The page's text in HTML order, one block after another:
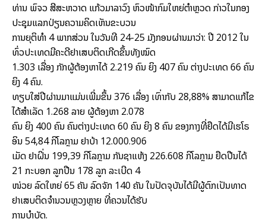
ທ່ານ ພົຈວ ສີສະຫວາດ ແກ້ວມາລາວົງ ຫົວໜ້າກົມໃຫຍ່ຕຳຫຼວດ ກ່າວໃນກອງ
ປະຊຸມແລກປ່ຽນຄວາມຄິດເຫັນຂະບວນ
ການຍຸຕິທຳ 4 ພາກສ່ວນ ໃນວັນທີ 24-25 ມັງກອນຜ່ານມາວ່າ: ປີ 2012 ໃນ
ທົ່ວປະເທດມີຄະດີຢາເສບຕິດເກີດຂຶ້ນທັງໝົດ
1.303 ເລື່ອງ ກັກຜູ້ຕ້ອງຫາໄດ້ 2.219 ຄົນ ຍິງ 407 ຄົນ ຕ່າງປະເທດ 66 ຄົນ
ຍິງ 4 ຄົນ.
ທຽບໃສ່ປີຜ່ານມາແມ່ນເພີ່ມຂຶ້ນ 376 ເລື່ອງ ເທົ່າກັບ 28,88% ສາມາດແກ້ໄຂ
ໄດ້ສຳເລັດ 1.268 ລາຍ ຜູ້ຕ້ອງຫາ 2.078
ຄົນ ຍິງ 400 ຄົນ ຄົນຕ່າງປະເທດ 60 ຄົນ ຍິງ 8 ຄົນ ຂອງກາງທີ່ຢຶດໄດ້ມີເຮໂຣ
ອິນ 54,84 ກິໂລກຼາມ ຢາບ້າ 12.000.906
ເມັດ ຢາຝິ່ນ 199,39 ກິໂລກຼາມ ກັນຊາແຫ້ງ 226.608 ກິໂລກຼາມ ຢຶດປືນໄດ້
21 ກະບອກ ລູກປືນ 178 ລູກ ລະເບີດ 4
ໜ່ວຍ ລົດໃຫຍ່ 65 ຄັນ ລົດຈັກ 140 ຄັນ ໃນປັດຈຸບັນໄດ້ມີຜູ້ຕົກເປັນທາດ
ຢາເສບຕິດຈຳນວນຫຼວງຫຼາຍ ທີ່ຄວນໄດ້ຮັບ
ການບຳບັດ.